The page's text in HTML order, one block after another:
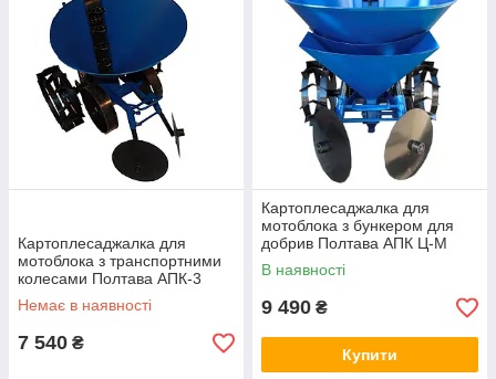
Картоплесаджалка для
мотоблока з транспортними
колесами Полтава АПК-3
Немає в наявності
7 540 ₴
Картоплесаджалка для
мотоблока з бункером для
добрив Полтава АПК Ц-М
В наявності
9 490 ₴
Купити